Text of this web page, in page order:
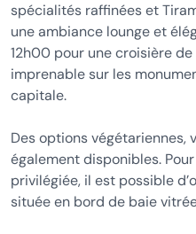
spécialités raffinées et
une ambiance lounge et
12h00 pour une croisière
imprenable sur les
capitale.
Des options végétariennes,
également disponibles.
privilégiée, il est possible
située en bord de baie